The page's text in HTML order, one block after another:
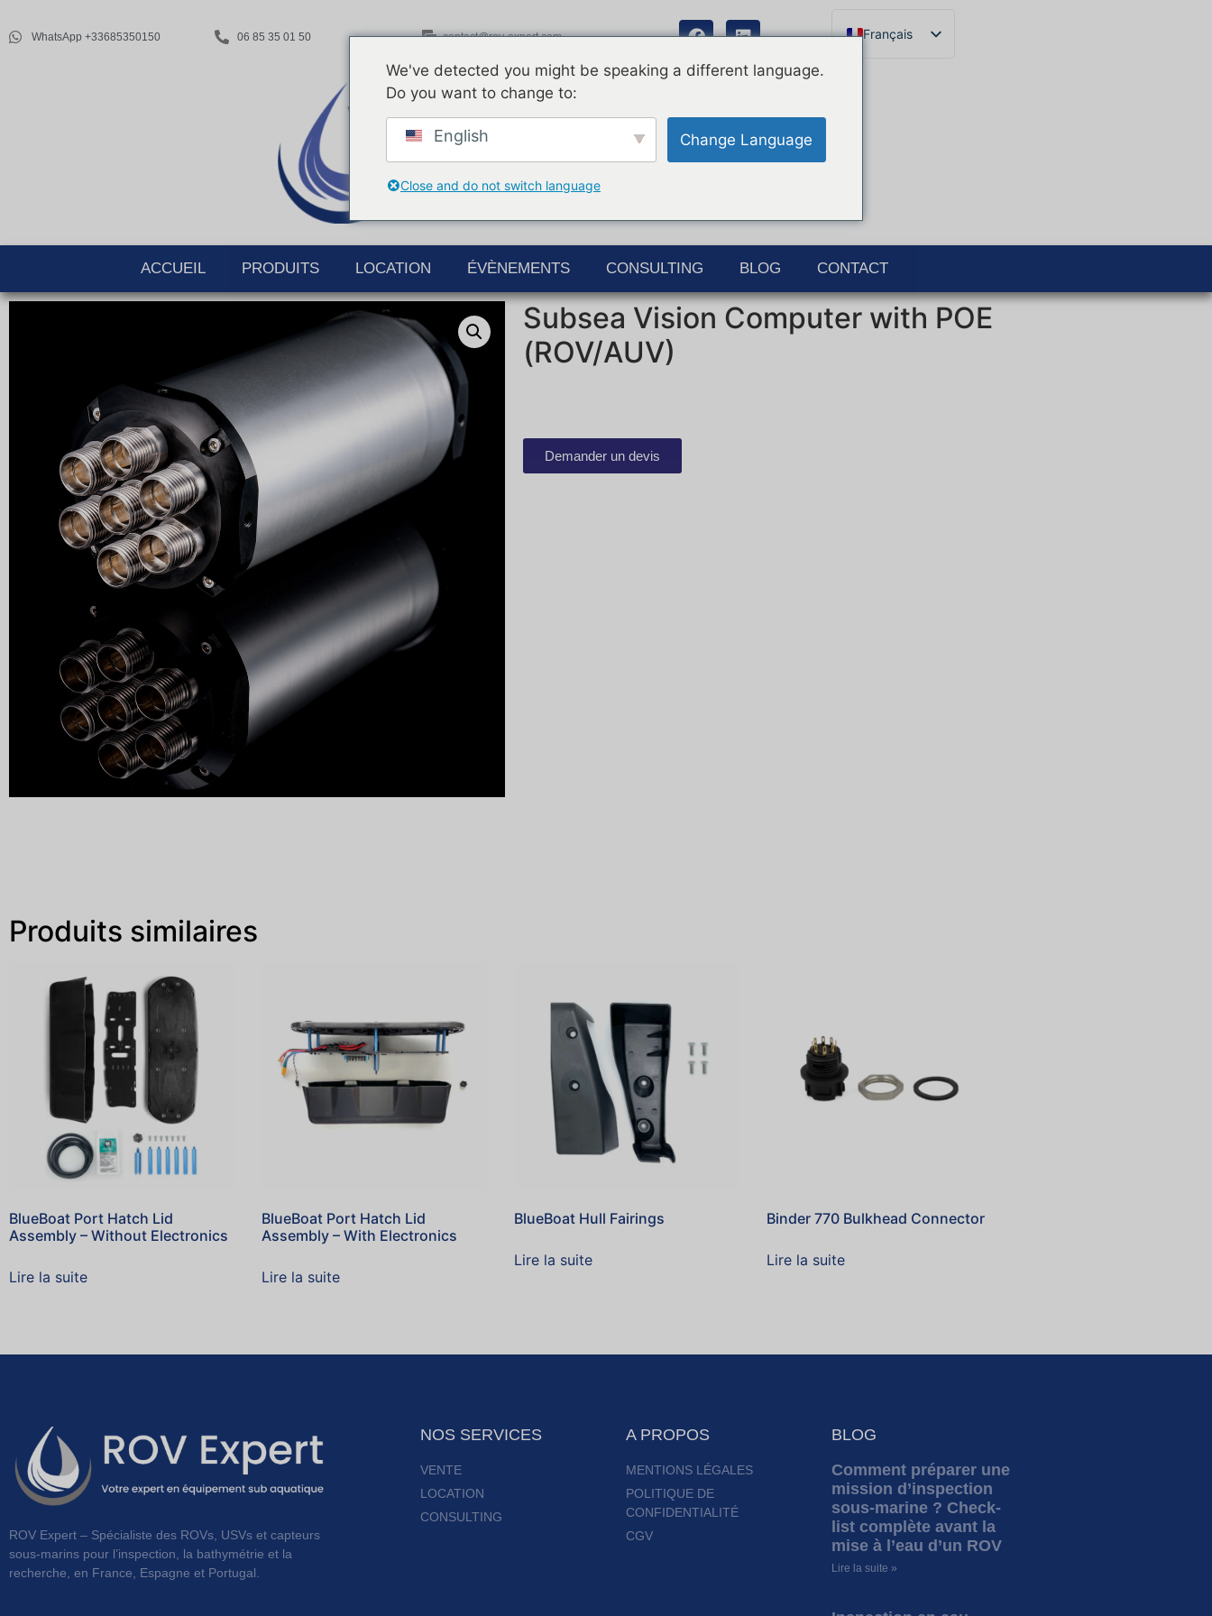
WhatsApp +33685350150 06 85 35 01 50 contact@rov-expert.com
Français
Ελληνικά
ACCUEIL PRODUITS LOCATION ÉVÈNEMENTS CONSULTING BLOG CONTACT
Subsea Vision Computer with POE
(ROV/AUV)
Demander un devis
Produits similaires
BlueBoat Port Hatch Lid
Assembly – Without Electronics
Lire la suite
BlueBoat Port Hatch Lid
Assembly – With Electronics
Lire la suite
BlueBoat Hull Fairings
Lire la suite
Binder 770 Bulkhead Connector
Lire la suite
ROV Expert – Spécialiste des ROVs, USVs et capteurs
sous-marins pour l’inspection, la bathymétrie et la
recherche, en France, Espagne et Portugal.
NOS SERVICES
VENTE
LOCATION
CONSULTING
A PROPOS
MENTIONS LÉGALES
POLITIQUE DE
CONFIDENTIALITÉ
CGV
BLOG
Comment préparer une
mission d’inspection
sous-marine ? Check-
list complète avant la
mise à l’eau d’un ROV
Lire la suite »
We've detected you might be speaking a different language.
Do you want to change to:
English Change Language
Close and do not switch language